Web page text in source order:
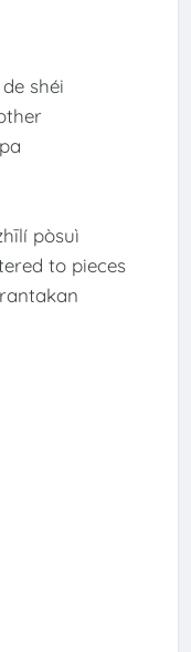
shéi
pòsuì
to pieces